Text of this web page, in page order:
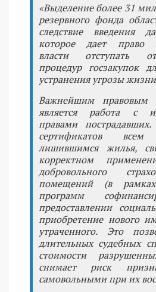
«Выделение более 31
резервного фонда
следствие введения
которое дает право
власти отступать
процедур госзакупок
устранения угрозы
Важнейшим правовым
является работа с
правами пострадавших.
сертификатов
лишившимся жилья,
корректном
добровольного
помещений (в рамках
программ
предоставлении
приобретение нового
утраченного. Это
длительных судебных
стоимости
снимает риск
самовольными при их